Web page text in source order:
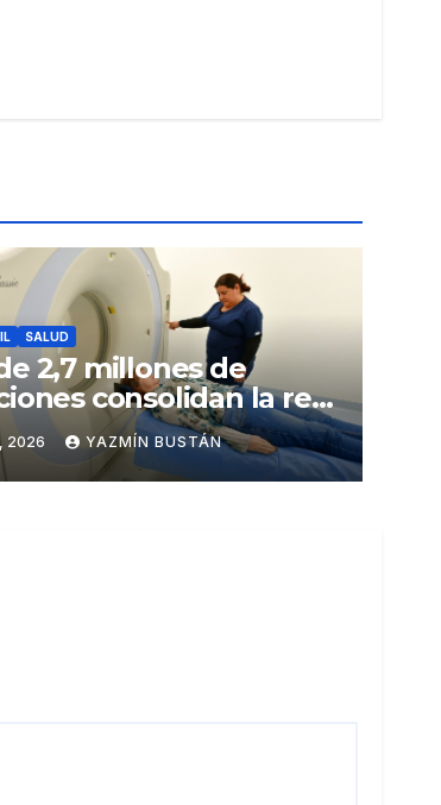
SALUD
2,7 millones de
consolidan la red
de salud
2026 YAZMÍN BUSTÁN